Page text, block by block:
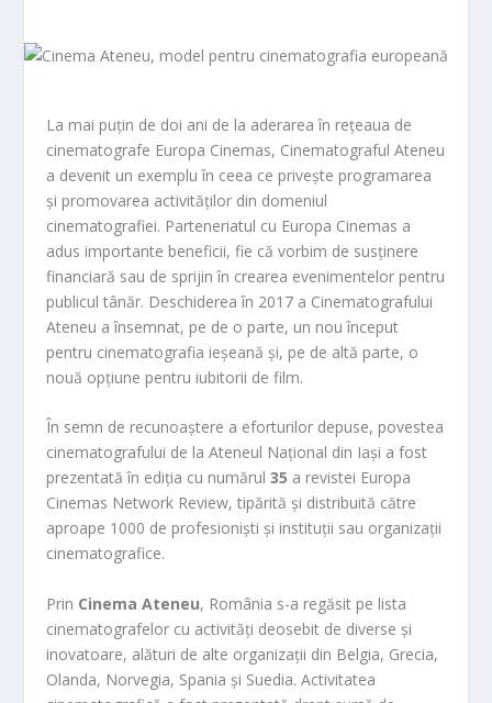
La mai puțin de doi ani de la aderarea în rețeaua de
cinematografe Europa Cinemas, Cinematograful Ateneu
a devenit un exemplu în ceea ce privește programarea
și promovarea activităților din domeniul
cinematografiei. Parteneriatul cu Europa Cinemas a
adus importante beneficii, fie că vorbim de susținere
financiară sau de sprijin în crearea evenimentelor pentru
publicul tânăr. Deschiderea în 2017 a Cinematografului
Ateneu a însemnat, pe de o parte, un nou început
pentru cinematografia ieșeană și, pe de altă parte, o
nouă opțiune pentru iubitorii de film.
În semn de recunoaștere a eforturilor depuse, povestea
cinematografului de la Ateneul Național din Iași a fost
prezentată în ediția cu numărul35 a revistei Europa
Cinemas Network Review, tipărită și distribuită către
aproape 1000 de profesioniști și instituții sau organizații
cinematografice.
Prin Cinema Ateneu, România s-a regăsit pe lista
cinematografelor cu activități deosebit de diverse și
inovatoare, alături de alte organizații din Belgia, Grecia,
Olanda, Norvegia, Spania și Suedia. Activitatea